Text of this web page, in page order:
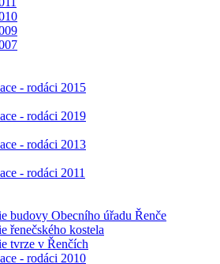
- rodáci 2015
- rodáci 2019
- rodáci 2013
- rodáci 2011
budovy Obecního úřadu Řenče
řenečského kostela
tvrze v Řenčích
- rodáci 2010